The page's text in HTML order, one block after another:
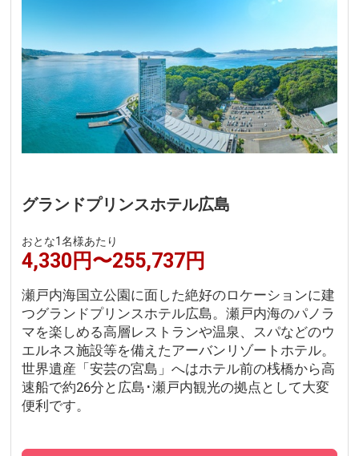
グランドプリンスホテル広島
おとな1名様あたり
4,330円〜255,737円
瀬戸内海国立公園に面した絶好のロケーションに建
つグランドプリンスホテル広島。瀬戸内海のパノラ
マを楽しめる高層レストランや温泉、スパなどのウ
エルネス施設等を備えたアーバンリゾートホテル。
世界遺産「安芸の宮島」へはホテル前の桟橋から高
速船で約26分と広島･瀬戸内観光の拠点として大変
便利です。